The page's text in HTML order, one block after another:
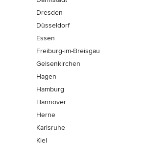
Dresden
Düsseldorf
Essen
Freiburg-im-Breisgau
Gelsenkirchen
Hagen
Hamburg
Hannover
Herne
Karlsruhe
Kiel